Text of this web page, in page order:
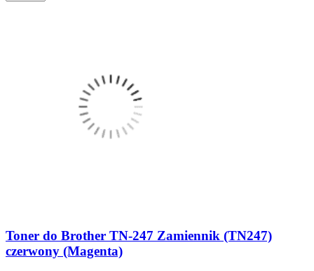
Toner do Brother TN-247 Zamiennik (TN247)
czerwony (Magenta)